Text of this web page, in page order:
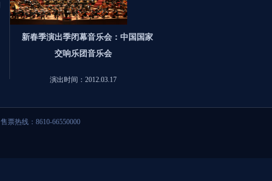
新春季演出季闭幕音乐会：中国国家
交响乐团音乐会
演出时间：2012.03.17
售票热线：8610-66550000